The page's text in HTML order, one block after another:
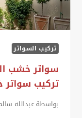
تركيب السواتر
تركيب سواتر
بواسطةعبدالله